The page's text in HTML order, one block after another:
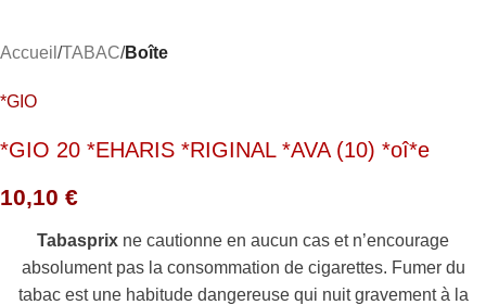
Accueil TABAC Boîte
*GIO
*GIO 20 *EHARIS *RIGINAL *AVA (10) *oî*e
10,10 €
Tabasprix ne cautionne en aucun cas et n’encourage
absolument pas la consommation de cigarettes. Fumer du
tabac est une habitude dangereuse qui nuit gravement à la